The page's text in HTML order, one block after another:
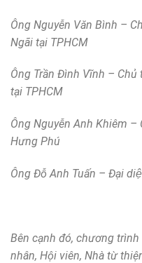
Ông Nguyễn Văn Bình –
Ngãi tại TPHCM
Ông Trần Đình Vĩnh –
tại TPHCM
Ông Nguyễn Anh Khiêm –
Hưng Phú
Ông Đỗ Anh Tuấn – Đại
Bên cạnh đó, chương
nhân, Hội viên, Nhà từ